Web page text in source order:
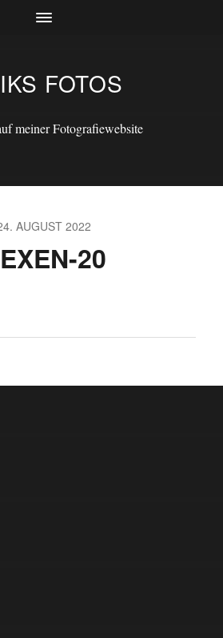
FOTOS
meiner Fotografiewebsite
AUGUST 2022
20